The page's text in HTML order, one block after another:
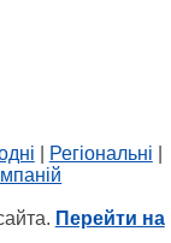
Регіональні
Перейти на